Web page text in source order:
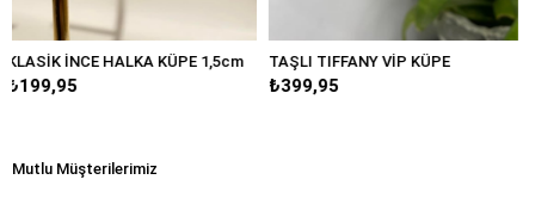
KÜPE 1,5cm TAŞLI TIFFANY VİP KÜPE BÜYÜK DAMLA
Mutlu Müşterilerimiz